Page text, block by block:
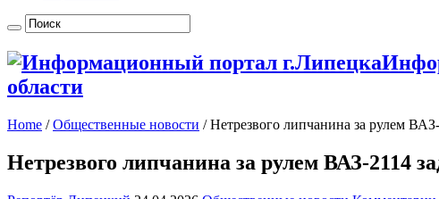
области
Home / Общественные новости / Нетрезвого липчанина за рулем
Нетрезвого липчанина за рулем ВАЗ-2114